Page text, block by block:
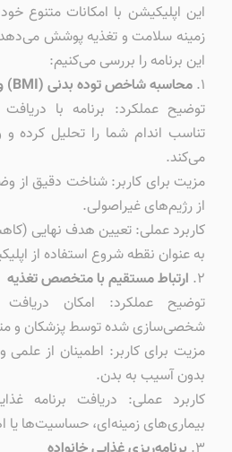
این اپلیکیشن با امکانات متنوع
این برنامه را بررسی می‌کنیم:
۱. محاسبه شاخص توده بدنی (BMI) و هدف‌گذاری
توضیح عملکرد: برنامه با
تناسب اندام شما را تحلیل کرده
می‌کند.
مزیت برای کاربر: شناخت دقیق از
از رژیم‌های غیراصولی.
کاربرد عملی: تعیین هدف نهایی
به عنوان نقطه شروع استفاده از
۲. ارتباط مستقیم با متخصص تغذیه
توضیح عملکرد: امکان دریافت
شخصی‌سازی شده توسط پزشکان و
مزیت برای کاربر: اطمینان از علمی
بدون آسیب به بدن.
کاربرد عملی: دریافت برنامه
بیماری‌های زمینه‌ای، حساسیت‌ها یا